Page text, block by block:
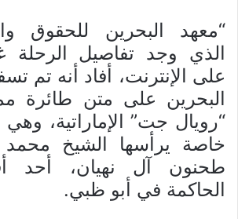
“معهد البحرين للحقوق
الذي وجد تفاصيل الرحلة
على الإنترنت، أفاد أنه تم
البحرين على متن طائرة
“رويال جت” الإماراتية،
خاصة يرأسها الشيخ
طحنون آل نهيان، أحد
الحاكمة في أبو ظبي.